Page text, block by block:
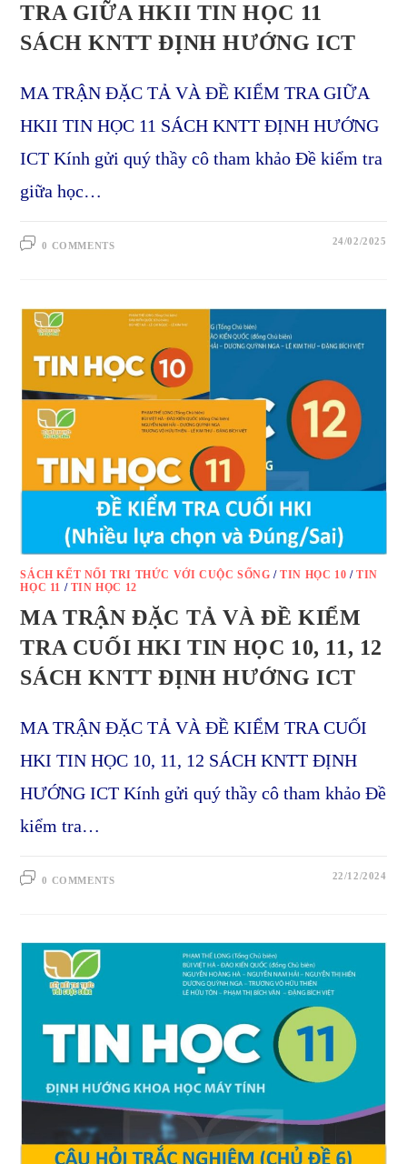
TRA GIỮA HKII TIN HỌC 11
SÁCH KNTT ĐỊNH HƯỚNG ICT
MA TRẬN ĐẶC TẢ VÀ ĐỀ KIỂM TRA GIỮA
HKII TIN HỌC 11 SÁCH KNTT ĐỊNH HƯỚNG
ICT Kính gửi quý thầy cô tham khảo Đề kiểm tra
giữa học…
0 COMMENTS 24/02/2025
SÁCH KẾT NỐI TRI THỨC VỚI CUỘC SỐNG /TIN HỌC 10 /TIN
HỌC 11 / TIN HỌC 12
MA TRẬN ĐẶC TẢ VÀ ĐỀ KIỂM
TRA CUỐI HKI TIN HỌC 10, 11, 12
SÁCH KNTT ĐỊNH HƯỚNG ICT
MA TRẬN ĐẶC TẢ VÀ ĐỀ KIỂM TRA CUỐI
HKI TIN HỌC 10, 11, 12 SÁCH KNTT ĐỊNH
HƯỚNG ICT Kính gửi quý thầy cô tham khảo Đề
kiểm tra…
0 COMMENTS 22/12/2024